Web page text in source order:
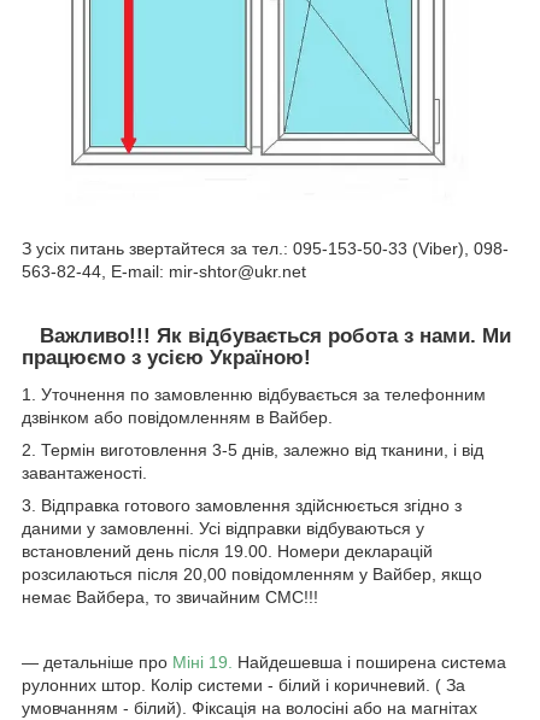
З усіх питань звертайтеся за тел.: 095-153-50-33 (Viber), 098-
563-82-44, E-mail: mir-shtor@ukr.net
Важливо!!! Як відбувається робота з нами. Ми
працюємо з усією Україною!
1. Уточнення по замовленню відбувається за телефонним
дзвінком або повідомленням в Вайбер.
2. Термін виготовлення 3-5 днів, залежно від тканини, і від
завантаженості.
3. Відправка готового замовлення здійснюється згідно з
даними у замовленні. Усі відправки відбуваються у
встановлений день після 19.00. Номери декларацій
розсилаються після 20,00 повідомленням у Вайбер, якщо
немає Вайбера, то звичайним СМС!!!
― детальніше про Міні 19. Найдешевша і поширена система
рулонних штор. Колір системи - білий і коричневий. ( За
умовчанням - білий). Фіксація на волосіні або на магнітах